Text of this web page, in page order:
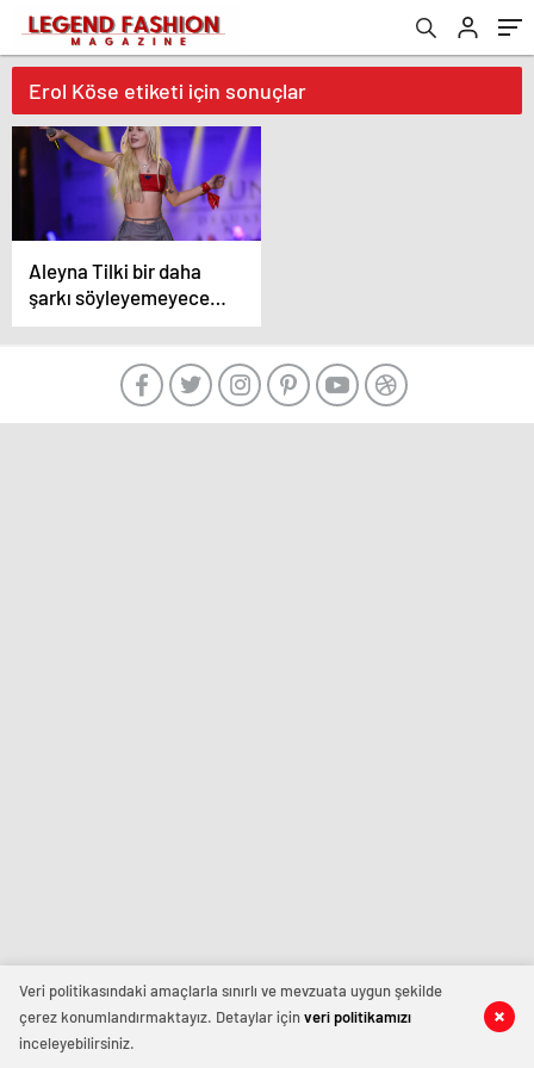
Erol Köse etiketi için sonuçlar
Aleyna Tilki bir daha
şarkı söyleyemeyecek
mi? ‘Ses telleri felç
oldu’ denilmişti
doktordan açıklama
geldi: “En ünlü futbolcu
bile sakatlanıyor”
Veri politikasındaki amaçlarla sınırlı ve mevzuata uygun şekilde
çerez konumlandırmaktayız. Detaylar içinveri politikamızı
inceleyebilirsiniz.